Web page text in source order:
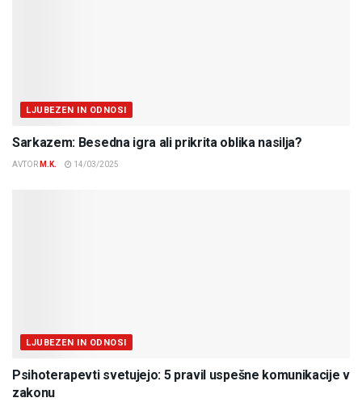
LJUBEZEN IN ODNOSI
Sarkazem: Besedna igra ali prikrita oblika nasilja?
AVTOR M.K. 14/03/2025
LJUBEZEN IN ODNOSI
Psihoterapevti svetujejo: 5 pravil uspešne komunikacije v
zakonu